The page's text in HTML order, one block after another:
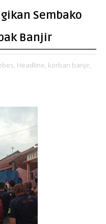
Sembako
Banjir
Headline, korban banjir,